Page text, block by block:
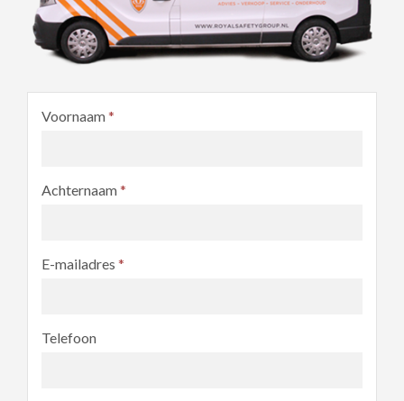
Voornaam*
Achternaam*
E-mailadres *
Telefoon